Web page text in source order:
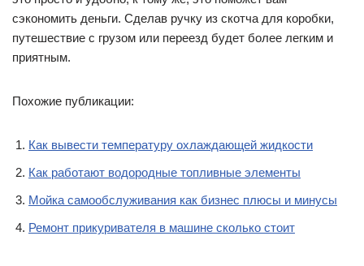
сэкономить деньги. Сделав ручку из скотча для коробки,
путешествие с грузом или переезд будет более легким и
приятным.
Похожие публикации:
Как вывести температуру охлаждающей жидкости
Как работают водородные топливные элементы
Мойка самообслуживания как бизнес плюсы и минусы
Ремонт прикуривателя в машине сколько стоит